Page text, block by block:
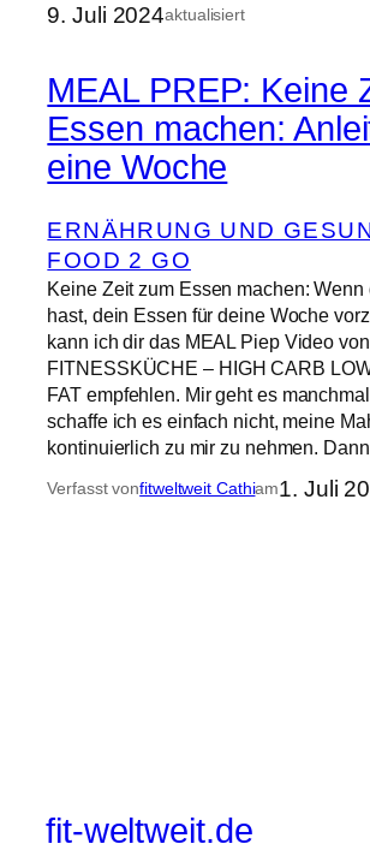
9. Juli 2024aktualisiert
MEAL PREP: Keine
Essen machen:
eine Woche
ERNÄHRUNG UND
FOOD 2 GO
Keine Zeit zum Essen machen:
hast, dein Essen für deine Woche
kann ich dir das MEAL Piep Video
FITNESSKÜCHE – HIGH CARB
FAT empfehlen. Mir geht es
schaffe ich es einfach nicht, meine
kontinuierlich zu mir zu nehmen.
Verfasst vonfitweltweit Cathiam1. Juli
fit-weltweit.de